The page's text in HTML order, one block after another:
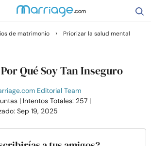
de matrimonio ›
Priorizar la salud mental
Qué Soy Tan Inseguro
Editorial Team
| Intentos Totales: 257 |
Sep 19, 2025